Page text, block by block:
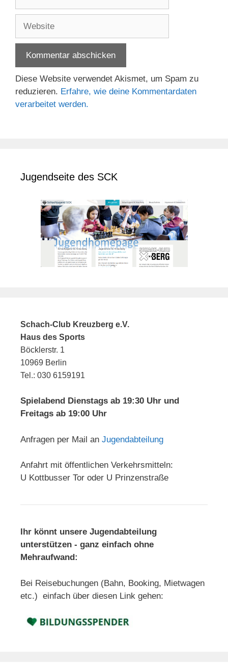
Adresse
Diese Website verwendet Akismet, um Spam zu
reduzieren. Erfahre, wie deine Kommentardaten
verarbeitet werden.
Jugendseite des SCK
Schach-Club Kreuzberg e.V.
Haus des Sports
Böcklerstr. 1
10969 Berlin
Tel.: 030 6159191
Spielabend Dienstags ab 19:30 Uhr und
Freitags ab 19:00 Uhr
Anfragen per Mail an Jugendabteilung
Anfahrt mit öffentlichen Verkehrsmitteln:
U Kottbusser Tor oder U Prinzenstraße
Ihr könnt unsere Jugendabteilung
unterstützen - ganz einfach ohne
Mehraufwand:
Bei Reisebuchungen (Bahn, Booking, Mietwagen
etc.) einfach über diesen Link gehen: